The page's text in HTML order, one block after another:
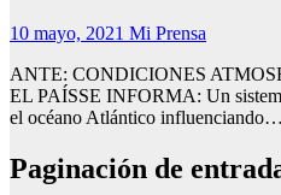
10 mayo, 2021 Mi Prensa
ANTE: CONDICIONES
EL PAÍSSE INFORMA: Un
el océano Atlántico influenciando…
Paginación de